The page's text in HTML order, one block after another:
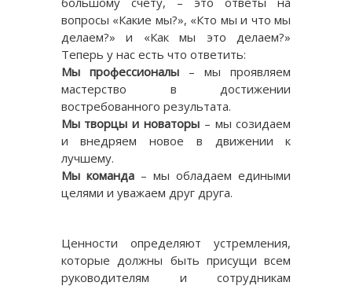
вопросы «Какие мы?», «Кто мы и что мы
делаем?» и «Как мы это делаем?»
Теперь у нас есть что ответить:
Мы профессионалы– мы проявляем
мастерство в достижении
востребованного результата.
Мы творцы и новаторы – мы созидаем
и внедряем новое в движении к
лучшему.
Мы команда– мы обладаем едиными
целями и уважаем друг друга.
Ценности определяют устремления,
которые должны быть присущи всем
руководителям и сотрудникам